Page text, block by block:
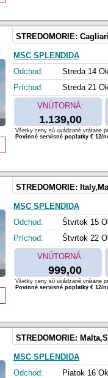
STREDOMORIE:
MSC SPLENDIDA
Odchod:
Streda 14
Príchod:
Streda 21
VNÚTORNÁ:
1.139,00
Všetky ceny sú uvádzané vrátane
Povinné servisné poplatky € 12/
STREDOMORIE:
MSC SPLENDIDA
Odchod:
Štvrtok 15
Príchod:
Štvrtok 22
VNÚTORNÁ:
999,00
Všetky ceny sú uvádzané vrátane
Povinné servisné poplatky € 12/
STREDOMORIE:
MSC SPLENDIDA
Odchod:
Piatok 16